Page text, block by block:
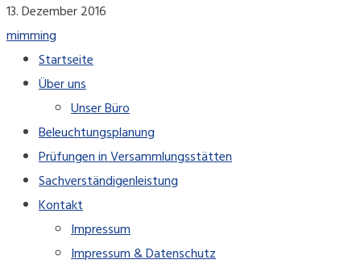
13. Dezember 2016
mimming
Startseite
Über uns
Unser Büro
Beleuchtungsplanung
Prüfungen in Versammlungsstätten
Sachverständigenleistung
Kontakt
Impressum
Impressum & Datenschutz